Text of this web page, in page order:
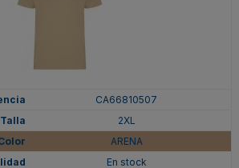
CA66810507
2XL
ARENA
En stock